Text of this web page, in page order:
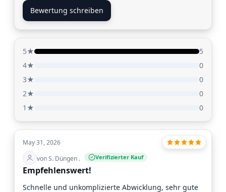
Bewertung schreiben
5★
5
4★
0
3★
0
2★
0
1★
0
May 31, 2026
von S. Düngen .
Verifizierter Kauf
Empfehlenswert!
Schnelle und unkomplizierte Abwicklung, sehr gute